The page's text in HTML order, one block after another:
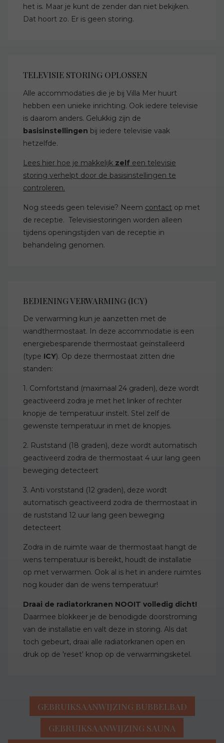
het is. Maar je kunt de zender dan niet bekijken.
Dat hoort zo. Er is geen storing.
TELEVISIE STORING OPLOSSEN
Alle accommodaties die je bij Villa Mer huurt
hebben een unieke inrichting. Ook iedere televisie
is daarom anders. Gelukkig zijn de
basisinstellingen bij iedere televisie vaak
hetzelfde.
Lees hier hoe je makkelijk zelf een televisie
storing verhelpt door de basisinstellingen te
controleren.
Nog steeds geen televisie? Neem contact op met
de receptie. Televisiestoringen worden alleen
tijdens openingstijden van de receptie in
behandeling genomen.
BEDIENING VERWARMING (ICY)
De verwarming kun je aanzetten met de
wandthermostaat. In deze accommodatie is een
energiebesparende thermostaat geïnstalleerd
(type ICY). Op deze thermostaat zitten drie
standen:
1. Comfortstand (maximaal 24 graden), deze wordt
geactiveerd zodra je met het linker of rechter
knopje de temperatuur instelt. Stel zelf de
gewenste temperatuur in met de knopjes.
2. Ruststand (18 graden), deze wordt automatisch
geactiveerd zodra de thermostaat 4 uur lang geen
beweging detecteert
3. Anti vorststand (12 graden), deze wordt
automatisch geactiveerd zodra de thermostaat in
de ruststand 12 uur lang geen beweging
detecteert
Zodra in de ruimte waar de thermostaat hangt de
wens temperatuur is bereikt, houdt de installatie
op met verwarmen. Ook al is het in andere ruimtes
nog kouder dan de wens temperatuur!
Draai de radiatorkranen NOOIT volledig dicht!
Daarmee blokkeer je de benodigde doorstroming
van de installatie en valt deze in storing. Als dat
toch gebeurt, draai alle radiatorkranen open en
druk op de 'reset' knop op de verwarmingsketel.
GEBRUIKSAANWIJZING BUBBELBAD
GEBRUIKSAANWIJZING SAUNA